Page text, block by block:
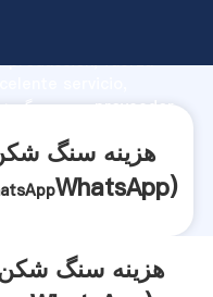
producción, fuerza
WhatsApp)
هزینه سنگ